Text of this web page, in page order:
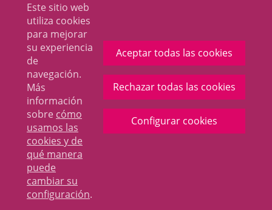
Este sitio web
utiliza cookies
para mejorar
su experiencia
de
navegación.
Más
información
sobre cómo
usamos las
cookies y de
qué manera
puede
cambiar su
configuración.
Aceptar todas las cookies
Rechazar todas las cookies
Configurar cookies